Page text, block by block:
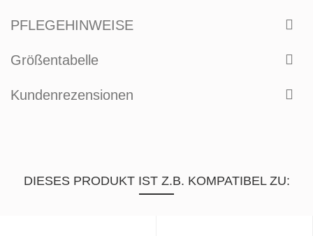
PFLEGEHINWEISE
Größentabelle
Kundenrezensionen
DIESES PRODUKT IST Z.B. KOMPATIBEL ZU: